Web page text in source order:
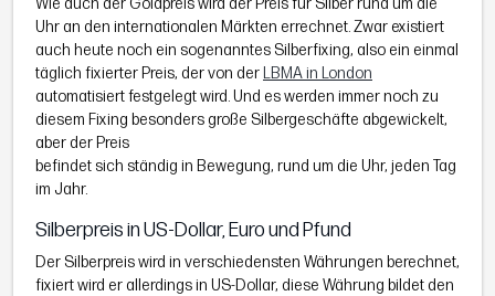
Uhr an den internationalen Märkten errechnet. Zwar existiert
auch heute noch ein sogenanntes Silberfixing, also ein einmal
täglich fixierter Preis, der von der LBMA in London
automatisiert festgelegt wird. Und es werden immer noch zu
diesem Fixing besonders große Silbergeschäfte abgewickelt,
aber der Preis
befindet sich ständig in Bewegung, rund um die Uhr, jeden Tag
im Jahr.
Silberpreis in US-Dollar, Euro und Pfund
Der Silberpreis wird in verschiedensten Währungen berechnet,
fixiert wird er allerdings in US-Dollar, diese Währung bildet den